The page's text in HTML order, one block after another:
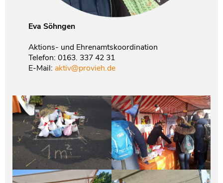
Eva Söhngen
Aktions- und Ehrenamtskoordination
Telefon: 0163. 337 42 31
E-Mail: aktiv@provieh.de